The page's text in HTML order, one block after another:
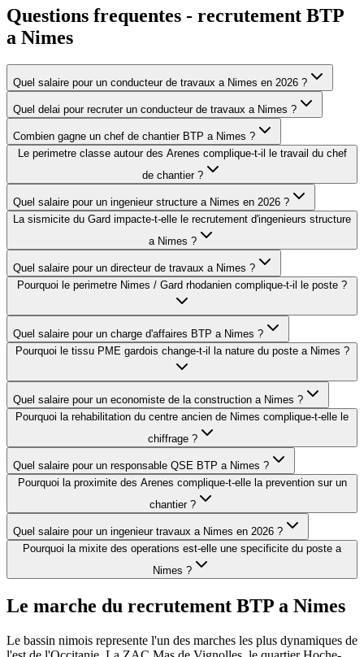
Questions frequentes - recrutement BTP
a Nimes
Quel salaire pour un conducteur de travaux a Nimes en 2026 ?
Quel delai pour recruter un conducteur de travaux a Nimes ?
Combien gagne un chef de chantier BTP a Nimes ?
Le perimetre classe autour des Arenes complique-t-il le travail du chef
de chantier ?
Quel salaire pour un ingenieur structure a Nimes en 2026 ?
La sismicite du Gard impacte-t-elle le recrutement d'ingenieurs structure
a Nimes ?
Quel salaire pour un directeur de travaux a Nimes ?
Pourquoi le perimetre Nimes / Gard rhodanien complique-t-il le poste ?
Quel salaire pour un charge d'affaires BTP a Nimes ?
Pourquoi le tissu PME gardois change-t-il la nature du poste a Nimes ?
Quel salaire pour un economiste de la construction a Nimes ?
Pourquoi la rehabilitation du centre ancien de Nimes complique-t-elle le
chiffrage ?
Quel salaire pour un responsable QSE BTP a Nimes ?
Pourquoi la proximite des Arenes complique-t-elle la prevention sur un
chantier ?
Quel salaire pour un ingenieur travaux a Nimes en 2026 ?
Pourquoi la mixite des operations est-elle une specificite du poste a
Nimes ?
Le marche du recrutement BTP a Nimes
Le bassin nimois represente l'un des marches les plus dynamiques de